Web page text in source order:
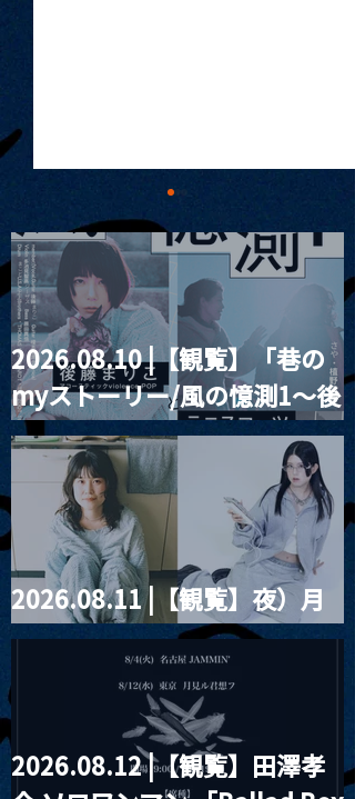
2024.11.02 |【観覧】
夜)Wink Music Service
1st Album “It Girls” リ
リースライブ
2026.08.10 |【観覧】「巷の
myストーリー/風の憶測1～後
藤まりこアコースティック
violence POPとテニスコー
ツ」
2026.08.11 |【観覧】夜）月
見ル君想フpre. Sugar Shock
2026.08.12 |【観覧】田澤孝